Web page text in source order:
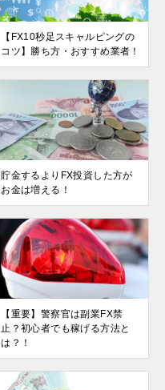
【FX10秒足スキャルピングの
コツ】勝ち方・おすすめ業者！
貯金するよりFX投資した方が
お金は増える！
【重要】警察官は副業FX禁
止？初心者でも稼げる方法と
は？！